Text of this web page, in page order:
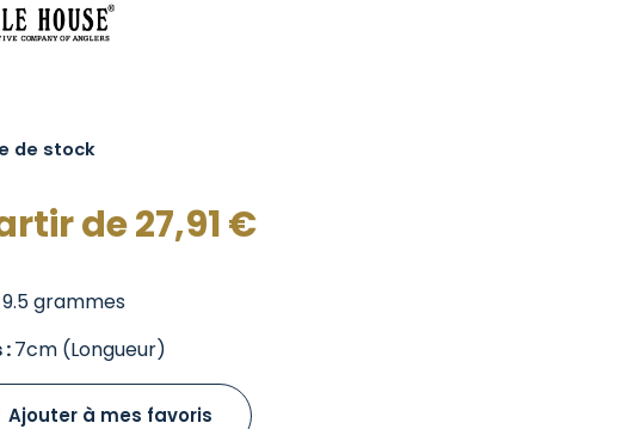
de stock
de27,91€
9.5 grammes
:7cm (Longueur)
Ajouter à mes favoris